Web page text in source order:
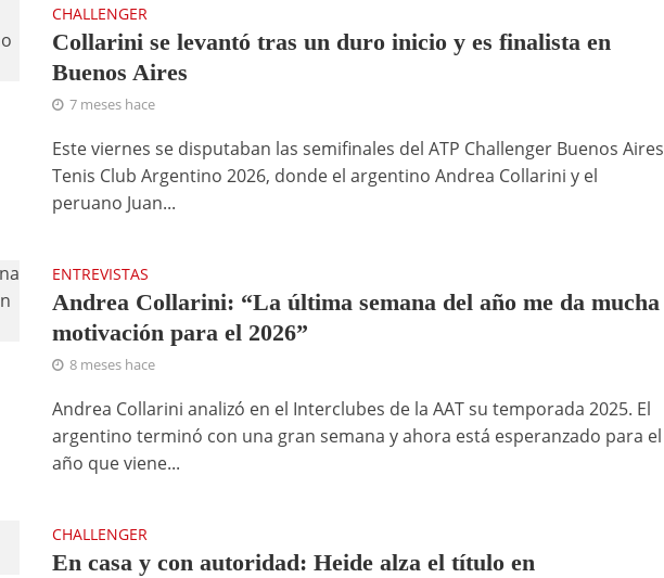
CHALLENGER
Collarini se levantó tras un duro inicio y es finalista en
Buenos Aires
7 meses hace
Este viernes se disputaban las semifinales del ATP Challenger Buenos Aires
Tenis Club Argentino 2026, donde el argentino Andrea Collarini y el
peruano Juan...
ENTREVISTAS
Andrea Collarini: “La última semana del año me da mucha
motivación para el 2026”
8 meses hace
Andrea Collarini analizó en el Interclubes de la AAT su temporada 2025. El
argentino terminó con una gran semana y ahora está esperanzado para el
año que viene...
CHALLENGER
En casa y con autoridad: Heide alza el título en